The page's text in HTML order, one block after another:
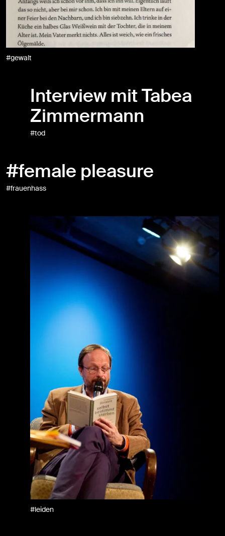
#gewalt
Interview mit Tabea
Zimmermann
#tod
#female pleasure
#frauenhass
#leiden